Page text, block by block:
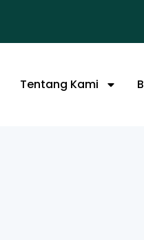
Tentang Kami